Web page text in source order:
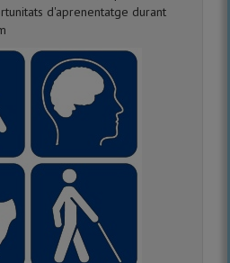
d'aprenentatge durant